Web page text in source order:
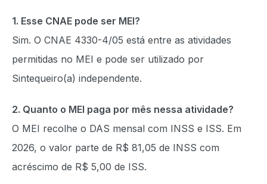
1. Esse CNAE pode ser MEI?
Sim. O CNAE 4330-4/05 está entre as atividades
permitidas no MEI e pode ser utilizado por
Sintequeiro(a) independente.
2. Quanto o MEI paga por mês nessa atividade?
O MEI recolhe o DAS mensal com INSS e ISS. Em
2026, o valor parte de R$ 81,05 de INSS com
acréscimo de R$ 5,00 de ISS.